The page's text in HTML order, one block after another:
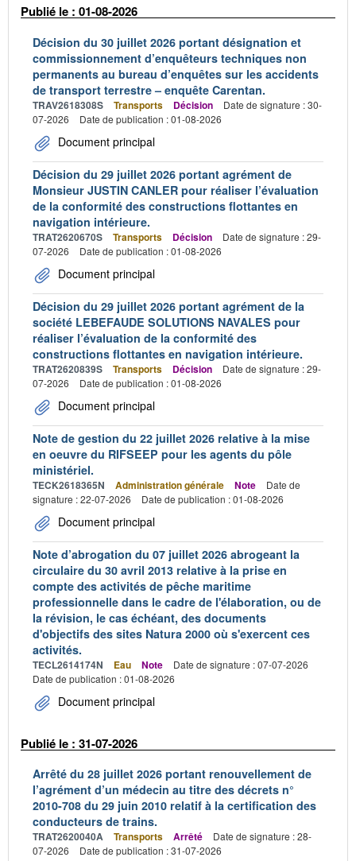
Publié le : 01-08-2026
Décision du 30 juillet 2026 portant désignation et
commissionnement d’enquêteurs techniques non
permanents au bureau d’enquêtes sur les accidents
de transport terrestre – enquête Carentan.
TRAV2618308S Transports Décision
Date de signature : 30-
07-2026
Date de publication : 01-08-2026
Document principal
Décision du 29 juillet 2026 portant agrément de
Monsieur JUSTIN CANLER pour réaliser l’évaluation
de la conformité des constructions flottantes en
navigation intérieure.
TRAT2620670S Transports Décision
Date de signature : 29-
07-2026
Date de publication : 01-08-2026
Document principal
Décision du 29 juillet 2026 portant agrément de la
société LEBEFAUDE SOLUTIONS NAVALES pour
réaliser l’évaluation de la conformité des
constructions flottantes en navigation intérieure.
TRAT2620839S Transports Décision
Date de signature : 29-
07-2026
Date de publication : 01-08-2026
Document principal
Note de gestion du 22 juillet 2026 relative à la mise
en oeuvre du RIFSEEP pour les agents du pôle
ministériel.
TECK2618365N Administration générale Note
Date de
signature : 22-07-2026
Date de publication : 01-08-2026
Document principal
Note d’abrogation du 07 juillet 2026 abrogeant la
circulaire du 30 avril 2013 relative à la prise en
compte des activités de pêche maritime
professionnelle dans le cadre de l'élaboration, ou de
la révision, le cas échéant, des documents
d'objectifs des sites Natura 2000 où s'exercent ces
activités.
TECL2614174N Eau Note
Date de signature : 07-07-2026
Date de publication : 01-08-2026
Document principal
Publié le : 31-07-2026
Arrêté du 28 juillet 2026 portant renouvellement de
l’agrément d’un médecin au titre des décrets n°
2010-708 du 29 juin 2010 relatif à la certification des
conducteurs de trains.
TRAT2620040A Transports Arrêté
Date de signature : 28-
07-2026
Date de publication : 31-07-2026